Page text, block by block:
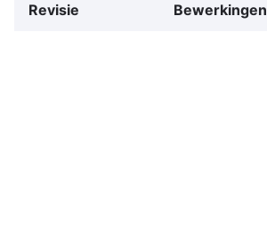
Revisie Bewerkingen